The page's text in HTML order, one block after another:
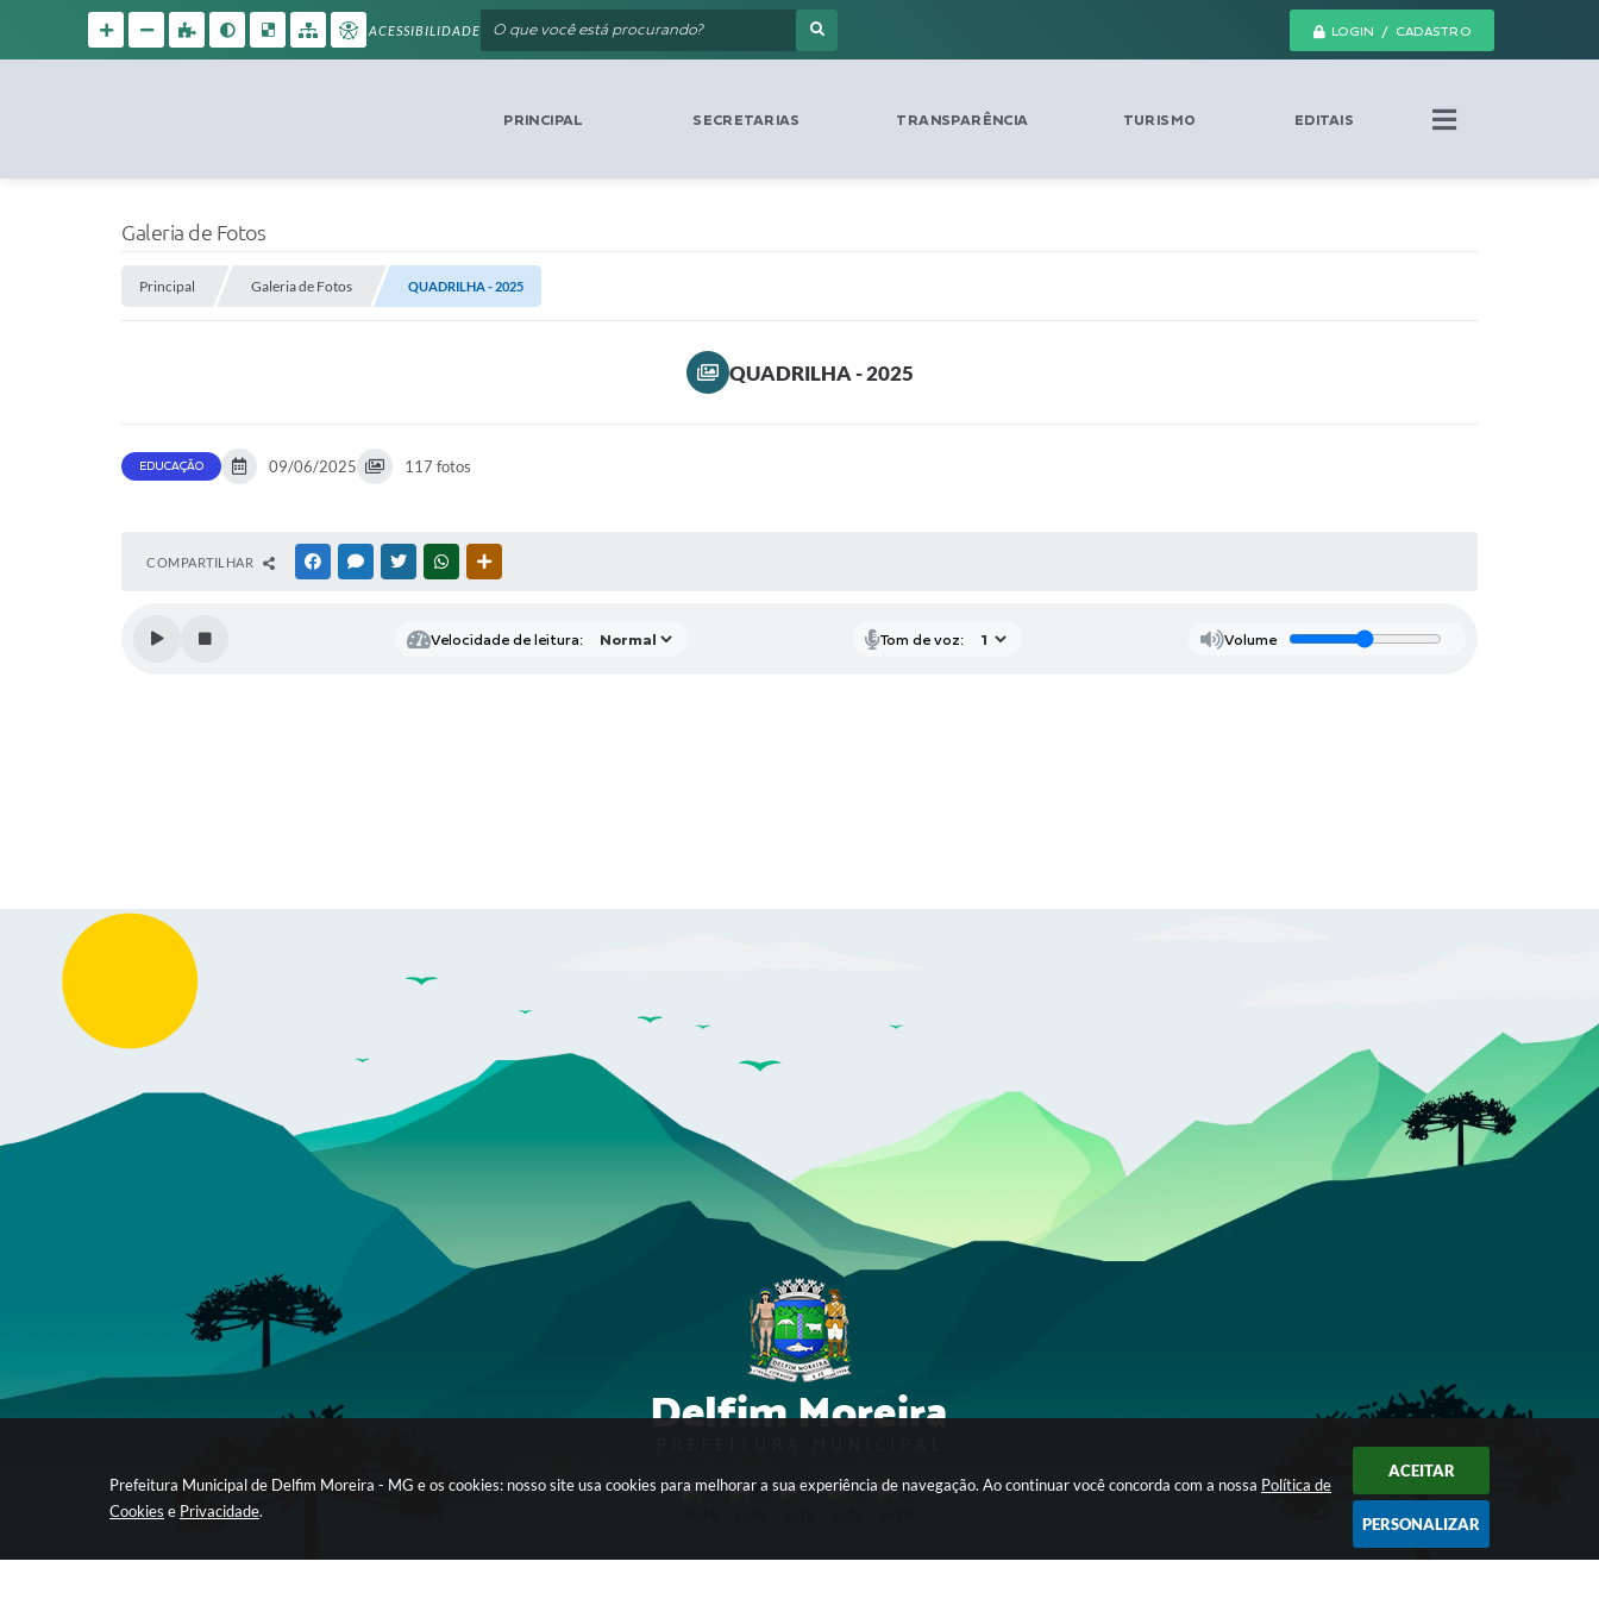
Prefeitura Municipal de Delfim Moreira - MG e os cookies: nosso site usa cookies para melhorar a sua experiência de navegação. Ao continuar você concorda com a nossa Política de
Cookies e Privacidade.
ACEITAR
PERSONALIZAR
LOGIN / CADASTRO
ACESSIBILIDADE
PRINCIPAL SECRETARIAS TRANSPARÊNCIA TURISMO EDITAIS
Galeria de Fotos
Principal Galeria de Fotos QUADRILHA - 2025
QUADRILHA - 2025
EDUCAÇÃO 09/06/2025 117 fotos
COMPARTILHAR FACEBOOKMESSENGER
TWITTERWHATSAPP
Velocidade de leitura: Tom de voz: Volume